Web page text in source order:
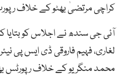
کراچی مرتضیٰ بھٹو کے خلاف
آئی جی سندھ نے اجلاس کو بتایا
لغاری، فہیم فاروقی ڈی ایس پی
محمد منگریو کے خلاف رپورٹس